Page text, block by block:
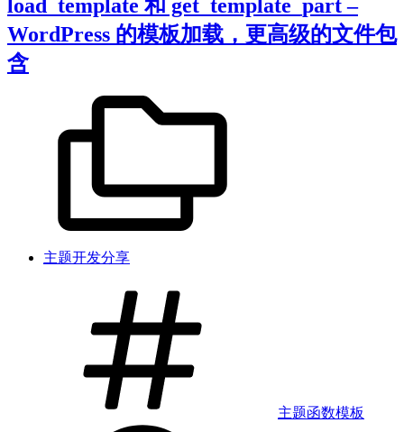
load_template 和 get_template_part –
WordPress 的模板加载，更高级的文件包
含
主题开发分享
主题函数模板